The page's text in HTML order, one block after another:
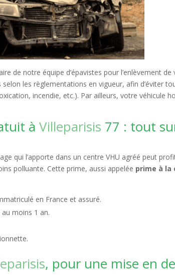
de notre équipe d’épavistes pour l’enlèvement
les règlementations en vigueur, afin d’éviter
incendie, etc.). Par ailleurs, votre véhicule
àVilleparisis 77 : tout
qui l’apporte dans un centre VHU agréé peut
polluante. Cette prime, aussi appelée prime à la
en France et assuré.
moins 1 an.
, pour une mise en